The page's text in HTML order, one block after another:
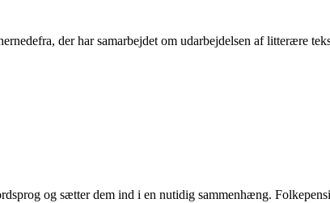
der har samarbejdet om udarbejdelsen af litterære
og sætter dem ind i en nutidig sammenhæng.